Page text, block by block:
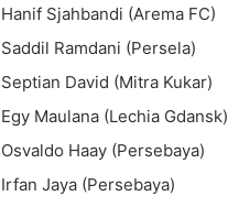
Hanif Sjahbandi (Arema FC)
Saddil Ramdani (Persela)
Septian David (Mitra Kukar)
Egy Maulana (Lechia Gdansk)
Osvaldo Haay (Persebaya)
Irfan Jaya (Persebaya)